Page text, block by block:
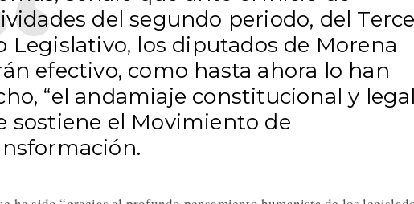
del segundo periodo, del
Legislativo, los diputados de Morena
efectivo, como hasta ahora lo han
“el andamiaje constitucional y
sostiene el Movimiento de